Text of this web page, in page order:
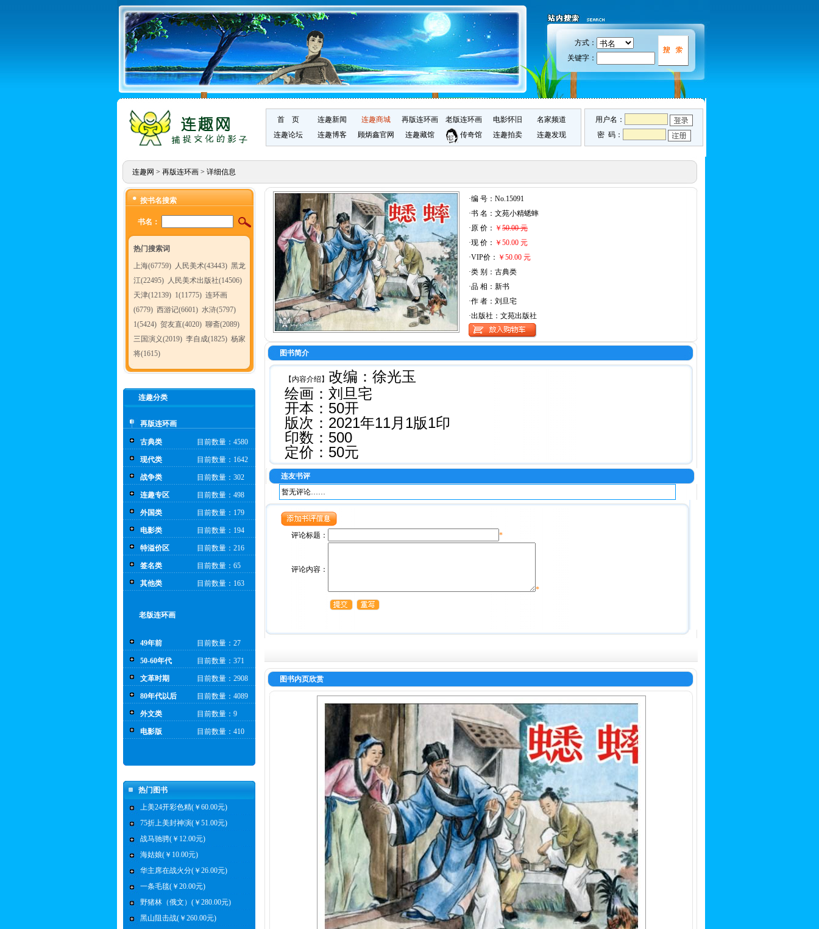
方式：
关键字：
首 页 连趣新闻 连趣商城 再版连环画 老版连环画 电影怀旧
名家频道
连趣论坛
连趣博客 顾炳鑫官网 连趣藏馆 传奇馆 连趣拍卖 连趣发现
用户名：
密 码：
连趣网 > 再版连环画> 详细信息
按书名搜索
书名：
热门搜索词
上海(67759) 人民美术(43443) 黑龙
江(22495) 人民美术出版社(14506)
天津(12139) 1(11775) 连环画
(6779) 西游记(6601) 水浒(5797)
1(5424) 贺友直(4020) 聊斋(2089)
三国演义(2019) 李自成(1825) 杨家
将(1615)
连趣分类
再版连环画
古典类 目前数量：4580
现代类 目前数量：1642
战争类 目前数量：302
连趣专区 目前数量：498
外国类 目前数量：179
电影类 目前数量：194
特溢价区 目前数量：216
签名类 目前数量：65
其他类 目前数量：163
老版连环画
49年前 目前数量：27
50-60年代 目前数量：371
文革时期 目前数量：2908
80年代以后 目前数量：4089
外文类 目前数量：9
电影版 目前数量：410
热门图书
上美24开彩色精(￥60.00元)
75折上美封神演(￥51.00元)
战马驰骋(￥12.00元)
海姑娘(￥10.00元)
华主席在战火分(￥26.00元)
一条毛毯(￥20.00元)
野猪林（俄文）(￥280.00元)
黑山阻击战(￥260.00元)
·编 号：No.15091
·书 名：文苑小精蟋蟀
·原 价： ￥ 50.00 元
·现 价： ￥50.00 元
·VIP价： ￥50.00 元
·类 别：古典类
·品 相：新书
·作 者：刘旦宅
·出版社：文苑出版社
图书简介
【内容介绍】
改编：徐光玉
绘画：刘旦宅
开本：50开
版次：2021年11月1版1印
印数：500
定价：50元
连友书评
暂无评论……
评论标题： *
评论内容：
*
图书内页欣赏